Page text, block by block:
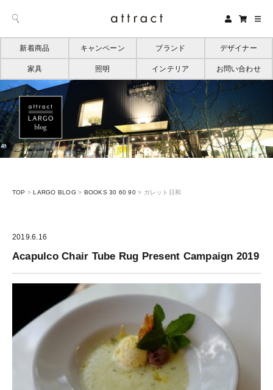
新着商品 キャンペーン ブランド デザイナー
家具 照明 インテリア お問い合わせ
TOP > LARGO BLOG > BOOKS 30 60 90> ガレット日和
2019.6.16
Acapulco Chair Tube Rug Present Campaign 2019